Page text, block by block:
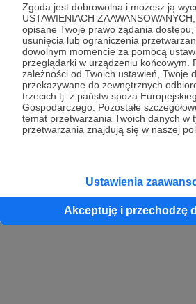
Zgoda jest dobrowolna i możesz ją
USTAWIENIACH
opisane Twoje prawo żądania dostępu,
usunięcia lub ograniczenia
dowolnym momencie za pomocą
przeglądarki w urządzeniu końcowym.
zależności od Twoich ustawień, Twoje
przekazywane do zewnętrznych
trzecich tj. z państw spoza
Gospodarczego. Pozostałe
temat przetwarzania Twoich danych w
przetwarzania znajdują się w naszej
Ustawienia
Akceptuję i przechodzę
Kontynuuj z
Kontynuuj z
Kontynuuj z
konta przez osobę niepełnoletnią” dostępny w